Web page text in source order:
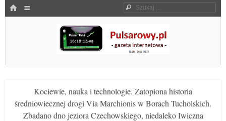
HOME Szukaj
Pulsarowy.pl
Kociewie, nauka i technologie. Zatopiona historia
średniowiecznej drogi Via Marchionis w Borach Tucholskich.
Zbadano dno jeziora Czechowskiego, niedaleko Iwiczna